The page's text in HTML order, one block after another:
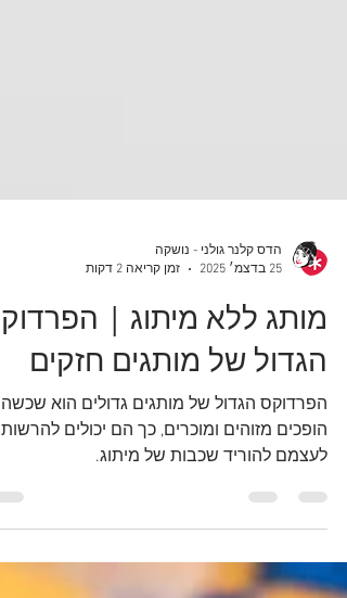
הדס קלנר גולני - נושקה
מותג ללא מיתוג |
הגדול של מותגים חזקים
הופכים מזוהים ומוכרים, כך הם יכולים להרשות
לעצמם להוריד שכבות של מיתוג.